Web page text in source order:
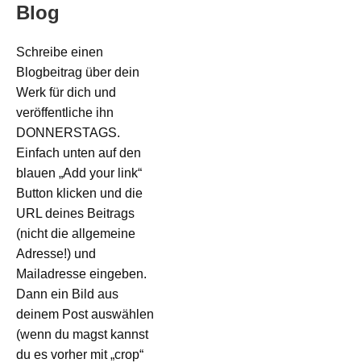
Blog
Schreibe einen
Blogbeitrag über dein
Werk für dich und
veröffentliche ihn
DONNERSTAGS.
Einfach unten auf den
blauen „Add your link“
Button klicken und die
URL deines Beitrags
(nicht die allgemeine
Adresse!) und
Mailadresse eingeben.
Dann ein Bild aus
deinem Post auswählen
(wenn du magst kannst
du es vorher mit „crop“